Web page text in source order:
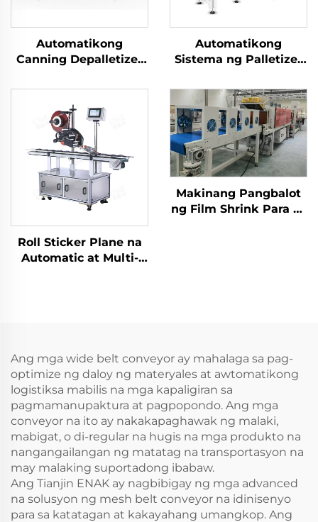
Automatikong
Canning Depalletizer
Salamin, Palletizer
para sa Napunan na
Lata, Mesin
Depalletizer ENKM-02-
X
Automatikong
Sistema ng Palletizer
ng Carton ENK-
MD1800-100
Roll Sticker Plane na
Automatic at Multi-
Makinang Pangbalot
ng Film Shrink Para sa
Ang mga wide belt conveyor ay mahalaga sa pag-
optimize ng daloy ng materyales at awtomatikong
logistiksa mabilis na mga kapaligiran sa
pagmamanupaktura at pagpopondo. Ang mga
conveyor na ito ay nakakapaghawak ng malaki,
mabigat, o di-regular na hugis na mga produkto na
nangangailangan ng matatag na transportasyon na
may malaking suportadong ibabaw.
Ang Tianjin ENAK ay nagbibigay ng mga advanced
na solusyon ng mesh belt conveyor na idinisenyo
para sa katatagan at kakayahang umangkop. Ang